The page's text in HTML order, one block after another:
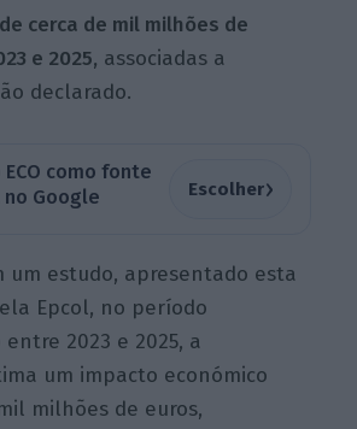
cerca de mil milhões de
e 2025, associadas a
declarado.
ECO como fonte
Google
Escolher›
um estudo, apresentado esta
Epcol, no período
2023 e 2025, a
um impacto económico
milhões de euros,